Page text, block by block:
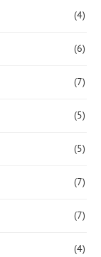
(4)
(6)
(7)
(5)
(5)
(7)
(7)
(4)